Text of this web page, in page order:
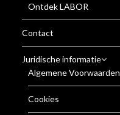
Ontdek LABOR
Contact
Juridische informatie
Algemene Voorwaarden
Cookies